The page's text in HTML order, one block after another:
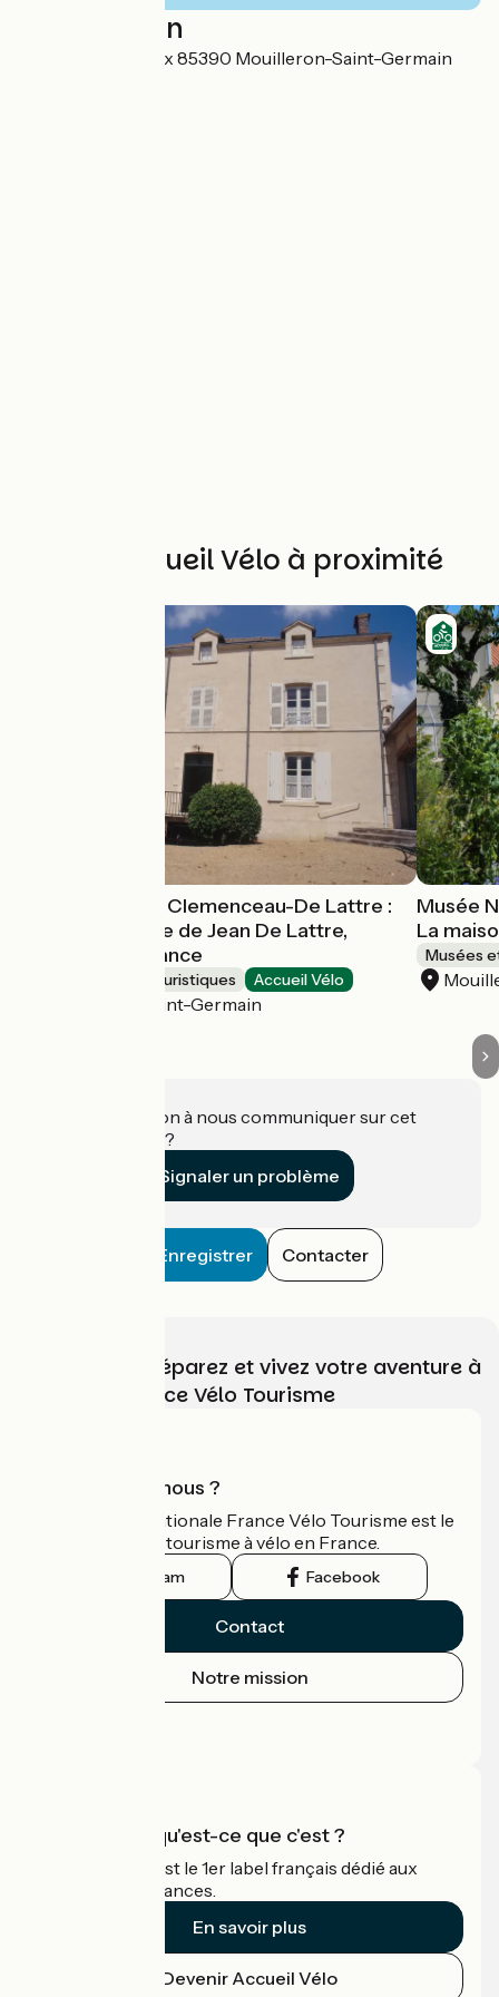
Localisation
1, rue Plante Choux 85390 Mouilleron-Saint-Germain
Autres Accueil Vélo à proximité
Musée National Clemenceau-De Lattre :
La maison natale de Jean De Lattre,
Maréchal de France
Musées et sites touristiques Accueil Vélo
Mouilleron-Saint-Germain
Musée
La
Musées
Une information à nous communiquer sur cet
établissement ?
Signaler un problème
Enregistrer Contacter
Choisissez, préparez et vivez votre aventure à
vélo avec France Vélo Tourisme
Qui sommes-nous ?
L'association nationale France Vélo Tourisme est le
guide officiel du tourisme à vélo en France.
Instagram Facebook
Contact
Notre mission
Accueil Vélo qu'est-ce que c'est ?
Accueil Vélo c'est le 1er label français dédié aux
cyclistes en vacances.
En savoir plus
Devenir Accueil Vélo